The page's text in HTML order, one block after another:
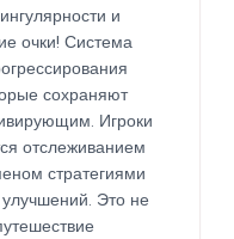
и
очки! Система
сохраняют
Игроки
отслеживанием
стратегиями
Это не